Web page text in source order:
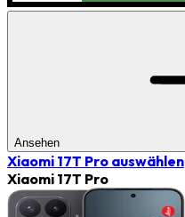
Ansehen
Xiaomi 17T Pro auswählen
Xiaomi 17T Pro